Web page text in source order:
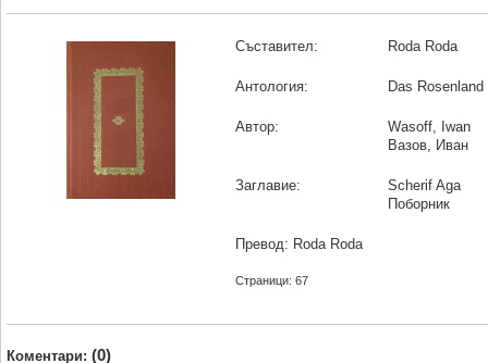
Съставител: Roda Roda
Антология: Das
Автор:
Wasoff, Iwan
Вазов, Иван
Заглавие:
Scherif Aga
Поборник
Превод: Roda Roda
Страници: 67
Коментари: (0)